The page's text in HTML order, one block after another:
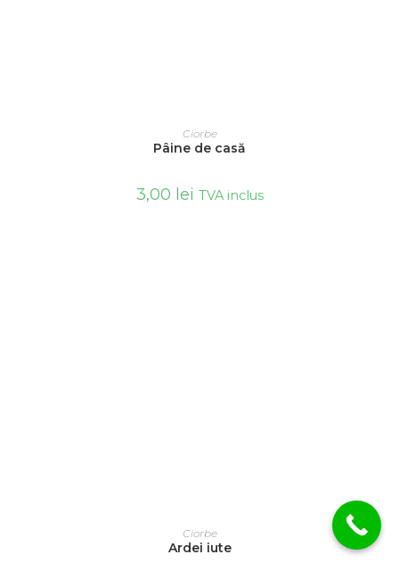
ADAUGĂ ÎN COȘ
Ciorbe
Pâine de casă
3,00 lei TVA inclus
ADAUGĂ ÎN COȘ
Ciorbe
Ardei iute